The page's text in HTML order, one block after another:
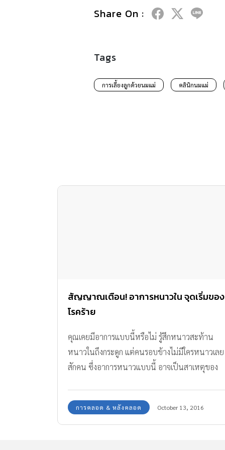
Share On :
Tags
การเลี้ยงลูกด้วยนมแม่ คลินิกนมแม่
สัญญาณเตือน! อาการหนาวใน จุดเริ่มของ
โรคร้าย
คุณเคยมีอาการแบบนี้หรือไม่ รู้สึกหนาวสะท้าน
หนาวในถึงกระดูก แต่คนรอบข้างไม่มีใครหนาวเลย
สักคน ซึ่งอาการหนาวแบบนี้ อาจเป็นสาเหตุของ
การคลอด & หลังคลอด October 13, 2016